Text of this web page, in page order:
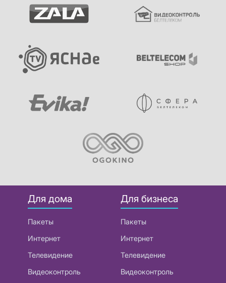
Для дома
Пакеты
Интернет
Телевидение
Видеоконтроль
Для бизнеса
Пакеты
Интернет
Телевидение
Видеоконтроль